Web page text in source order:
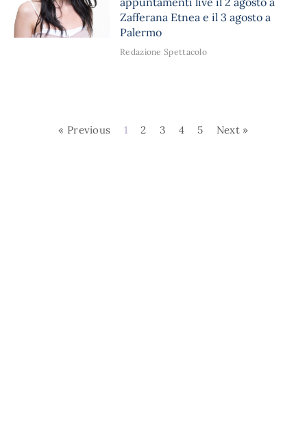
Zafferana Etnea e il 3 agosto a
Palermo
Redazione Spettacolo
« Previous 1 2 3 4 5 Next »